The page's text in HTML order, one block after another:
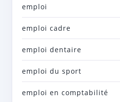
emploi
emploi cadre
emploi dentaire
emploi du sport
emploi en comptabilité